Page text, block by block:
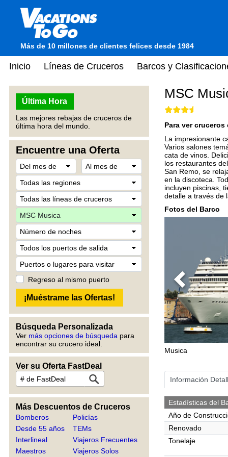
Más de 10 millones de clientes felices desde 1984
Inicio Líneas de Cruceros Barcos y
Última Hora
Las mejores rebajas de cruceros de
última hora del mundo.
Encuentre una Oferta
Regreso al mismo puerto
Búsqueda Personalizada
Ver más opciones de búsqueda para
encontrar su crucero ideal.
Ver su Oferta FastDeal
Más Descuentos de Cruceros
Bomberos
Desde 55 años
Interlineal
Maestros
Policías
TEMs
Viajeros Frecuentes
Viajeros Solos
MSC
Para ver
La impresionante
Varios salones
cata de vinos.
los restaurantes
San Remo, se
en la discoteca.
incluyen piscinas,
detalle a través de
Fotos del Barco
Previous
Musica
Información
Estadísticas del
Año de
Renovado
Tonelaje